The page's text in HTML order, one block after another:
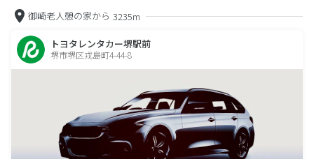
御崎老人憩の家から 3235m
トヨタレンタカー堺駅前
堺市堺区戎島町4-44-8